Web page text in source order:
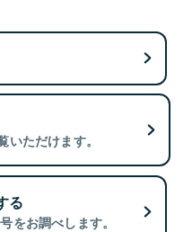
ただけます。
る
をお調べします。